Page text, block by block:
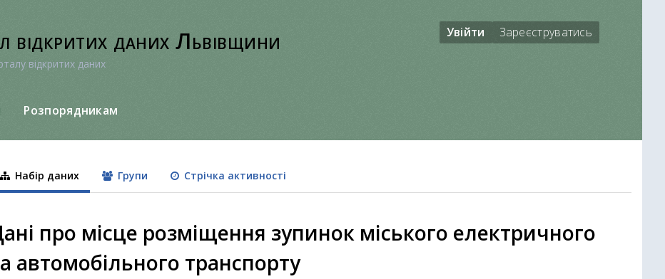
відкритих даних Львівщини
відкритих даних
Увійти Зареєструватись
Розпорядникам
Набір даних Групи Стрічка активності
про місце розміщення зупинок міського електричного
автомобільного транспорту